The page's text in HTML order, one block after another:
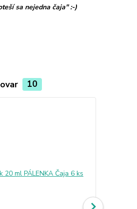
sa nejedna čaja" :-)
10